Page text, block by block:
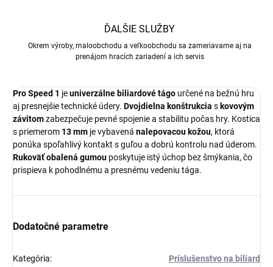
ĎALŠIE SLUŽBY
Okrem výroby, maloobchodu a veľkoobchodu sa zameriavame aj na
prenájom hracích zariadení a ich servis
Pro Speed 1 jeuniverzálne biliardové tágo určené na bežnú hru
aj presnejšie technické údery. Dvojdielna konštrukcia s kovovým
závitomzabezpečuje pevné spojenie a stabilitu počas hry. Kostica
s priemerom 13 mm je vybavená nalepovacou kožou, ktorá
ponúka spoľahlivý kontakt s guľou a dobrú kontrolu nad úderom.
Rukoväť obalená gumou poskytuje istý úchop bez šmýkania, čo
prispieva k pohodlnému a presnému vedeniu tága.
Dodatočné parametre
Kategória: Príslušenstvo na biliard